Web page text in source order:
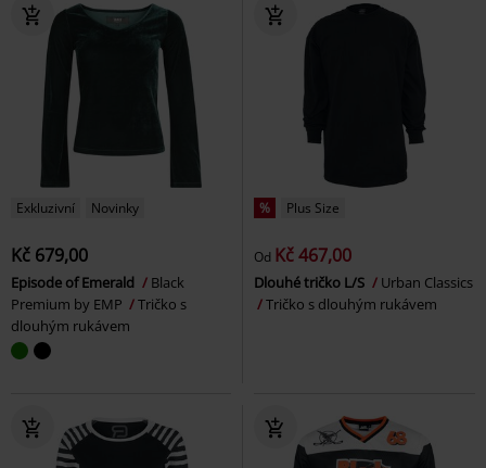
Exkluzivní Novinky
Kč 679,00
Episode of Emerald
Black
Premium by EMP
Tričko s
dlouhým rukávem
% Plus Size
Od Kč 467,00
Dlouhé tričko L/S
Urban Classics
Tričko s dlouhým rukávem